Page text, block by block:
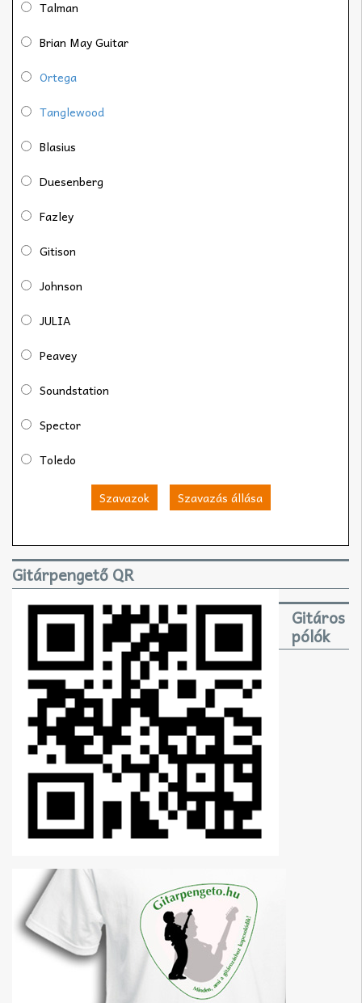
Talman
Brian May Guitar
Ortega
Tanglewood
Blasius
Duesenberg
Fazley
Gitison
Johnson
JULIA
Peavey
Soundstation
Spector
Toledo
Szavazok Szavazás állása
Gitárpengető QR
Gitáros
pólók